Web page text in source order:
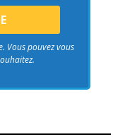
Vous pouvez vous